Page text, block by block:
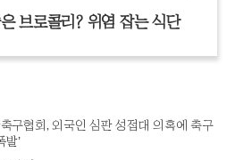
브로콜리? 위염 잡는 식단
구협회, 외국인 심판 성접대 의혹에 축구
발’